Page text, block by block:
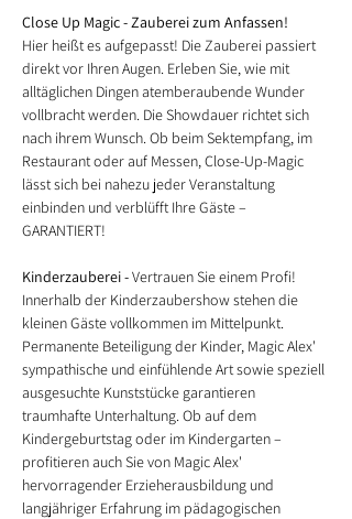
Close Up Magic - Zauberei zum Anfassen!
Hier heißt es aufgepasst! Die Zauberei passiert
direkt vor Ihren Augen. Erleben Sie, wie mit
alltäglichen Dingen atemberaubende Wunder
vollbracht werden. Die Showdauer richtet sich
nach ihrem Wunsch. Ob beim Sektempfang, im
Restaurant oder auf Messen, Close-Up-Magic
lässt sich bei nahezu jeder Veranstaltung
einbinden und verblüfft Ihre Gäste –
GARANTIERT!
Kinderzauberei - Vertrauen Sie einem Profi!
Innerhalb der Kinderzaubershow stehen die
kleinen Gäste vollkommen im Mittelpunkt.
Permanente Beteiligung der Kinder, Magic Alex'
sympathische und einfühlende Art sowie speziell
ausgesuchte Kunststücke garantieren
traumhafte Unterhaltung. Ob auf dem
Kindergeburtstag oder im Kindergarten –
profitieren auch Sie von Magic Alex'
hervorragender Erzieherausbildung und
langjähriger Erfahrung im pädagogischen